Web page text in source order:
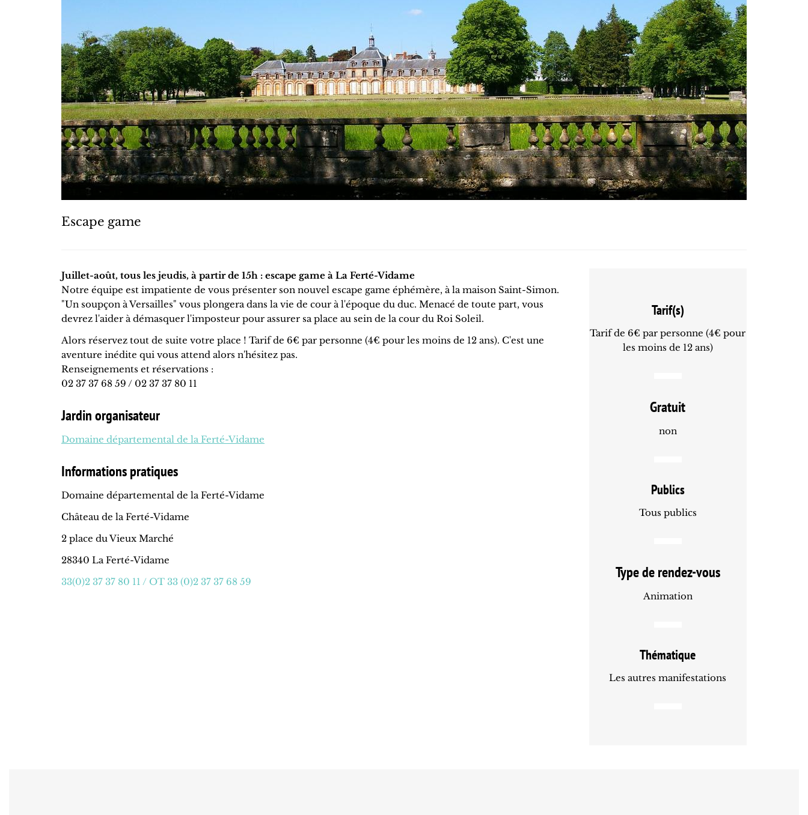
Escape game
Juillet-août, tous les jeudis, à partir de 15h : escape game à La Ferté-Vidame
Notre équipe est impatiente de vous présenter son nouvel escape game éphémère, à la maison Saint-Simon.
"Un soupçon à Versailles" vous plongera dans la vie de cour à l'époque du duc. Menacé de toute part, vous
devrez l'aider à démasquer l'imposteur pour assurer sa place au sein de la cour du Roi Soleil.
Alors réservez tout de suite votre place ! Tarif de 6€ par personne (4€ pour les moins de 12 ans). C'est une
aventure inédite qui vous attend alors n'hésitez pas.
Renseignements et réservations :
02 37 37 68 59 / 02 37 37 80 11
Jardin organisateur
Domaine départemental de la Ferté-Vidame
Informations pratiques
Domaine départemental de la Ferté-Vidame
Château de la Ferté-Vidame
2 place du Vieux Marché
28340 La Ferté-Vidame
33(0)2 37 37 80 11 / OT 33 (0)2 37 37 68 59
Tarif(s)
Tarif de 6€ par personne (4€ pour
les moins de 12 ans)
Gratuit
non
Publics
Tous publics
Type de rendez-vous
Animation
Thématique
Les autres manifestations